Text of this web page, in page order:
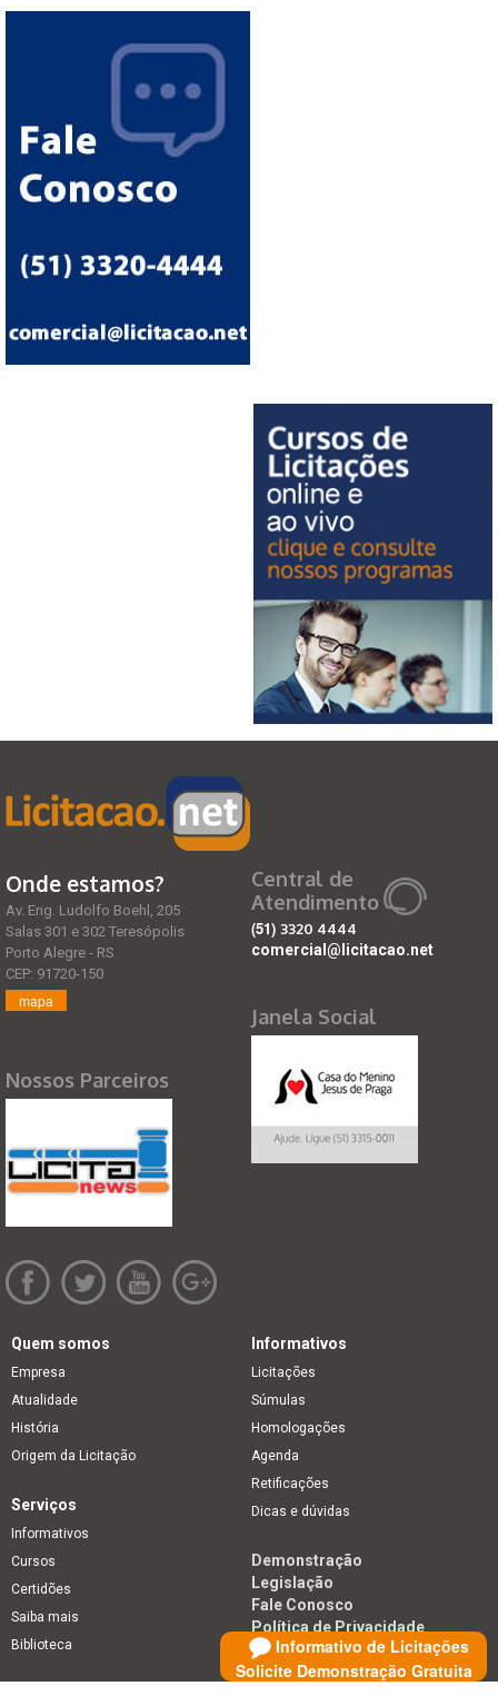
Informativo de Licitações
Solicite Demonstração Gratuita
Onde estamos?
Av. Eng. Ludolfo Boehl, 205
Salas 301 e 302 Teresópolis
Porto Alegre - RS
CEP: 91720-150
mapa
Nossos Parceiros
Central de
Atendimento
(51) 3320 4444
comercial@licitacao.net
Janela Social
Quem somos
Empresa
Atualidade
História
Origem da Licitação
Informativos
Licitações
Súmulas
Homologações
Agenda
Retificações
Dicas e dúvidas
Serviços
Informativos
Cursos
Certidões
Saiba mais
Biblioteca
Demonstração
Legislação
Fale Conosco
Política de Privacidade